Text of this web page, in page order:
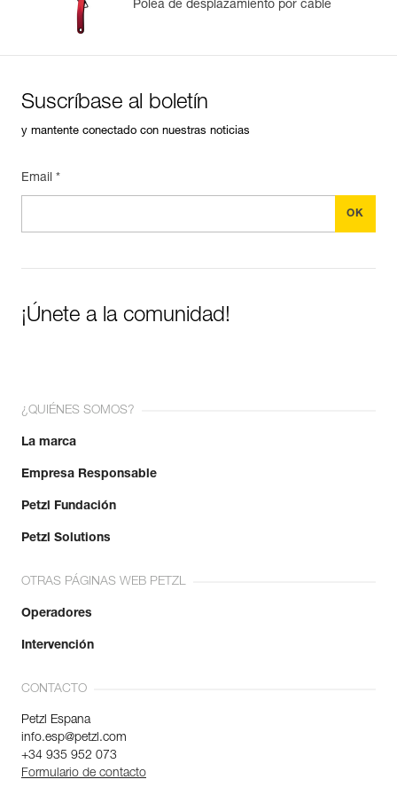
Polea de desplazamiento por cable
Suscríbase al boletín
y mantente conectado con nuestras noticias
Email *
¡Únete a la comunidad!
¿QUIÉNES SOMOS?
La marca
Empresa Responsable
Petzl Fundación
Petzl Solutions
OTRAS PÁGINAS WEB PETZL
Operadores
Intervención
CONTACTO
Petzl Espana
info.esp@petzl.com
+34 935 952 073
Formulario de contacto